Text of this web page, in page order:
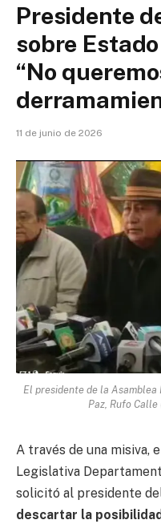
Presidente
sobre
“No
11 de junio de 2026
El presidente de la
Paz, Rufo
A través de una misiva,
Legislativa
solicitó al presidente
descartar la